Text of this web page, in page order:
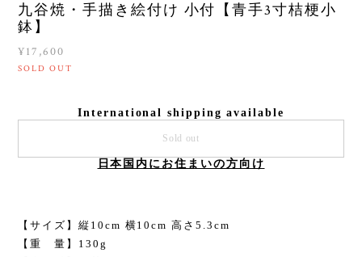
九谷焼・手描き絵付け 小付【青手3寸桔梗小
鉢】
¥17,600
SOLD OUT
International shipping available
Sold out
日本国内にお住まいの方向け
【サイズ】縦10cm 横10cm 高さ5.3cm
【重 量】130g